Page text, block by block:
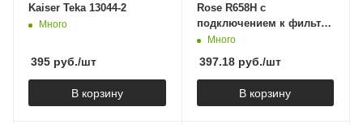
Kaiser Teka 13044-2
Много
395 руб./шт
В корзину
Rose R658H с
подключением к фильтру
и гибким извивом,
Много
397.18руб./шт
В корзину